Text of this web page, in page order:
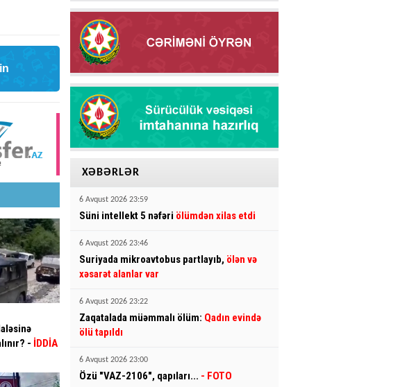
- İDDİA
XƏBƏRLƏR
6 Avqust 2026 23:59
Süni intellekt 5 nəfəri ölümdən xilas etdi
6 Avqust 2026 23:46
Suriyada mikroavtobus partlayıb, ölən və
xəsarət alanlar var
6 Avqust 2026 23:22
Zaqatalada müəmmalı ölüm: Qadın evində
ölü tapıldı
6 Avqust 2026 23:00
Özü "VAZ-2106", qapıları... - FOTO